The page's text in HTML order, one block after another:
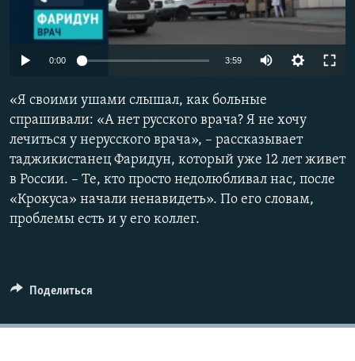
Auto 360p
720p 1080p
0:00 3:59
480p
1080p
«Я своими ушами слышал, как больные
спрашивали: «А нет русского врача? Я не хочу
лечиться у нерусского врача», – рассказывает
таджикистанец Фаридун, который уже 12 лет живет
в России. – Те, кто просто недолюбливал нас, после
«Крокуса» начали ненавидеть». По его словам,
проблемы есть и у его коллег.
Поделиться